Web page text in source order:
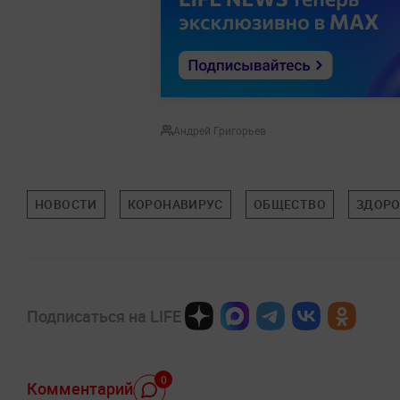
Андрей Григорьев
НОВОСТИ КОРОНАВИРУС ОБЩЕСТВО
Подписаться на LIFE
Комментарий 0